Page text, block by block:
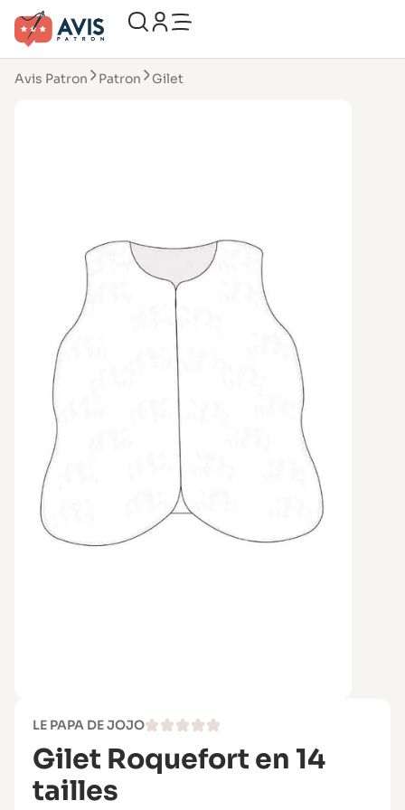
Avis Patron Patron Gilet
LE PAPA DE JOJO
Gilet Roquefort en 14
tailles